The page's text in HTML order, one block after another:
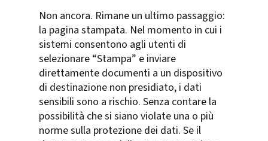
Non ancora. Rimane un ultimo passaggio:
la pagina stampata. Nel momento in cui i
sistemi consentono agli utenti di
selezionare “Stampa” e inviare
direttamente documenti a un dispositivo
di destinazione non presidiato, i dati
sensibili sono a rischio. Senza contare la
possibilità che si siano violate una o più
norme sulla protezione dei dati. Se il